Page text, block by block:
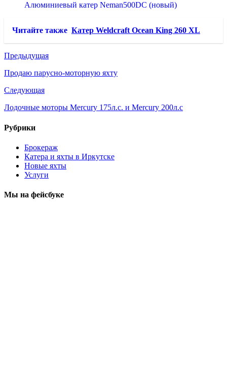
Алюминиевый катер Neman500DC (новый)
Читайте также Катер Weldcraft Ocean King 260 XL
Предыдущая
Продаю парусно-моторную яхту
Следующая
Лодочные моторы Mercury 175л.с. и Mercury 200л.с
Рубрики
Брокераж
Катера и яхты в Иркутске
Новые яхты
Услуги
Мы на фейсбуке